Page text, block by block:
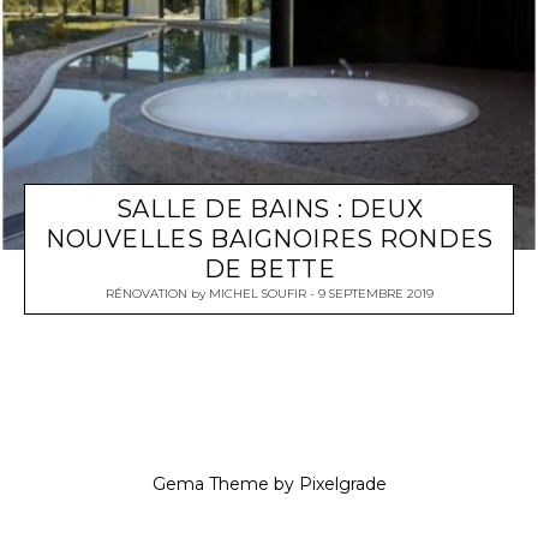
SALLE DE BAINS : DEUX
NOUVELLES BAIGNOIRES RONDES
DE BETTE
RÉNOVATION by MICHEL SOUFIR 9 SEPTEMBRE 2019
Gema Theme by Pixelgrade